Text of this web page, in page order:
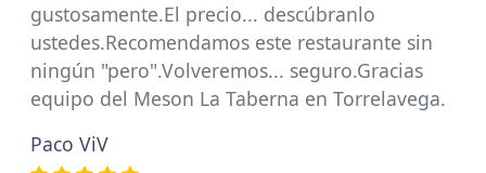
gustosamente.El precio... descúbranlo
ustedes.Recomendamos este restaurante sin
ningún "pero".Volveremos... seguro.Gracias
equipo del Meson La Taberna en Torrelavega.
Paco ViV